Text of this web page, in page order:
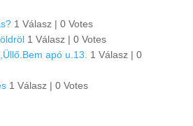
1 Válasz | 0 Votes
1 Válasz | 0 Votes
apó u.13.
1 Válasz | 0
1 Válasz | 0 Votes